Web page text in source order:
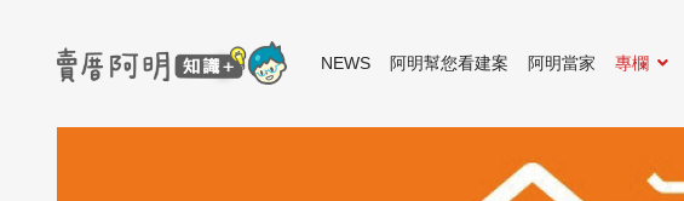
NEWS 阿明幫您看建案 阿明當家 專欄